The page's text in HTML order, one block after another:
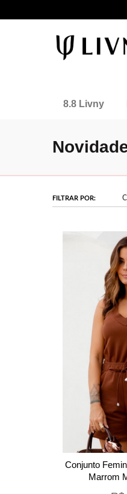
8.8 Livny
FILTRAR POR:
Conjunto
Marrom